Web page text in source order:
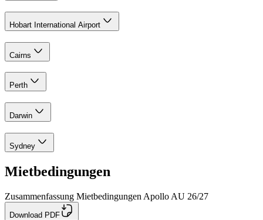
Hobart International Airport
Cairns
Perth
Darwin
Sydney
Mietbedingungen
Zusammenfassung Mietbedingungen Apollo AU 26/27
Download PDF